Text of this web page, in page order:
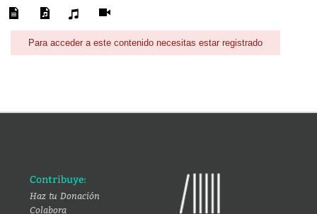
Para acceder a este contenido necesitas estar registrado
Contribuye:
Haz tu Donación
Colabora